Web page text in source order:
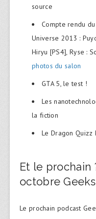
source
Compte rendu
Universe 2013 :
Hiryu [PS4], Ryse :
photos du salon
GTA 5, le test !
Les
la fiction
Le Dragon Quizz
Et le prochain
octobre
Le prochain podcast